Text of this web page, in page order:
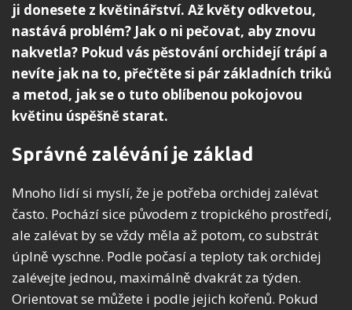
ji donesete z květinářství. Až květy odkvetou,
nastává problém? Jak o ni pečovat, aby znovu
nakvetla? Pokud vás pěstování orchidejí trápí a
nevíte jak na to, přečtěte si pár základních triků
a metod, jak se o tuto oblíbenou pokojovou
květinu úspěšně starat.
Správné zalévání je základ
Mnoho lidí si myslí, že je potřeba orchidej zalévat
často. Pochází sice původem z tropického prostředí,
ale zalévat by se vždy měla až potom, co substrát
úplně vyschne. Podle počasí a teploty tak orchidej
zalévejte jednou, maximálně dvakrát za týden.
Orientovat se můžete i podle jejich kořenů. Pokud